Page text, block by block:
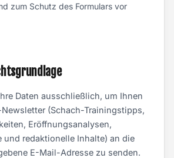
zum Schutz des Formulars vor
Daten ausschließlich, um Ihnen
(Schach-Trainingstipps,
Eröffnungsanalysen,
und redaktionelle Inhalte) an die
E-Mail-Adresse zu senden.